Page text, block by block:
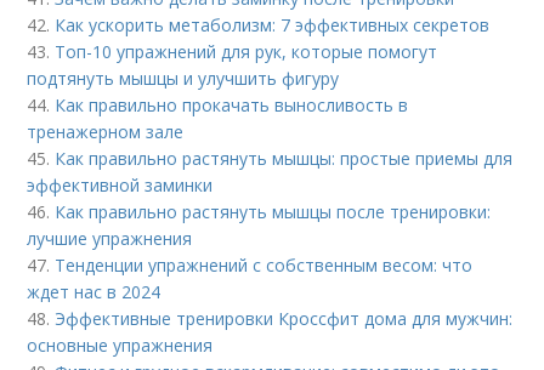
42. Как ускорить метаболизм: 7 эффективных секретов
43. Топ-10 упражнений для рук, которые помогут
подтянуть мышцы и улучшить фигуру
44. Как правильно прокачать выносливость в
тренажерном зале
45. Как правильно растянуть мышцы: простые приемы для
эффективной заминки
46. Как правильно растянуть мышцы после тренировки:
лучшие упражнения
47. Тенденции упражнений с собственным весом: что
ждет нас в 2024
48. Эффективные тренировки Кроссфит дома для мужчин:
основные упражнения